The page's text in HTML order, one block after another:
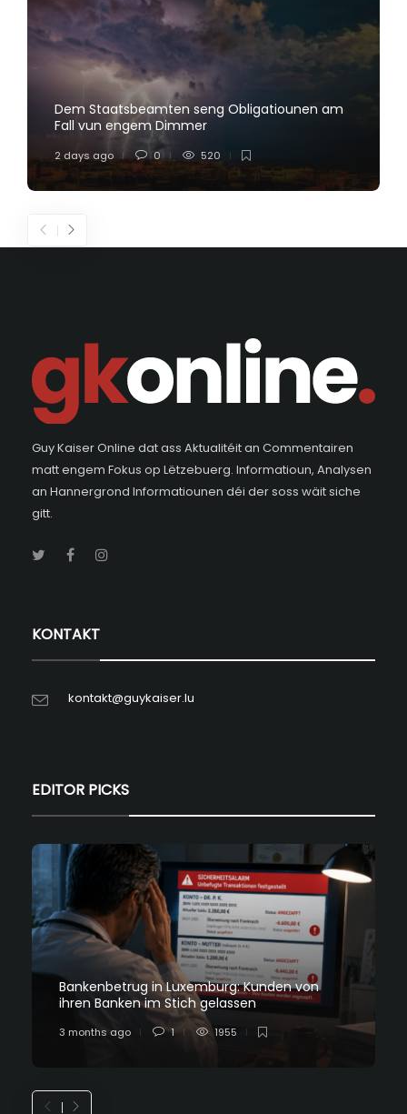
Dem Staatsbeamten seng Obligatiounen am
Fall vun engem Dimmer
2 days ago 0 520
Guy Kaiser Online dat ass Aktualitéit an Commentairen
matt engem Fokus op Lëtzebuerg. Informatioun, Analysen
an Hannergrond Informatiounen déi der soss wäit siche
gitt.
KONTAKT
kontakt@guykaiser.lu
EDITOR PICKS
Bankenbetrug in Luxemburg: Kunden von
ihren Banken im Stich gelassen
3 months ago 1 1955